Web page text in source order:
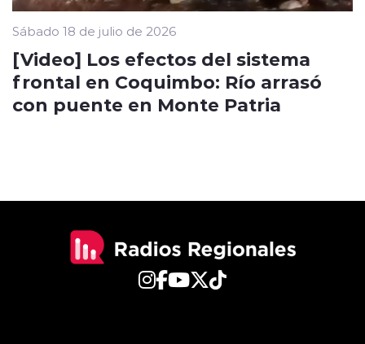
Sábado 18 de julio de 2026
[Video] Los efectos del sistema
frontal en Coquimbo: Río arrasó
con puente en Monte Patria